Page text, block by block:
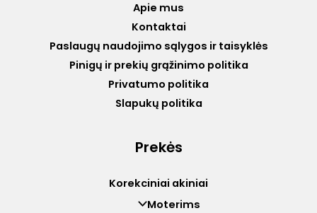
Apie mus
Kontaktai
Paslaugų naudojimo sąlygos ir taisyklės
Pinigų ir prekių grąžinimo politika
Privatumo politika
Slapukų politika
Prekės
Korekciniai akiniai
Moterims